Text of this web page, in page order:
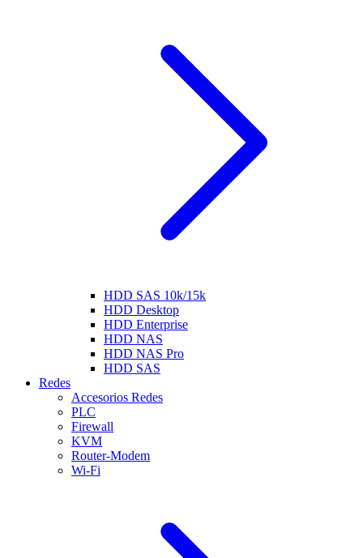
HDD SAS 10k/15k
HDD Desktop
HDD Enterprise
HDD NAS
HDD NAS Pro
HDD SAS
Redes
Accesorios Redes
PLC
Firewall
KVM
Router-Modem
Wi-Fi